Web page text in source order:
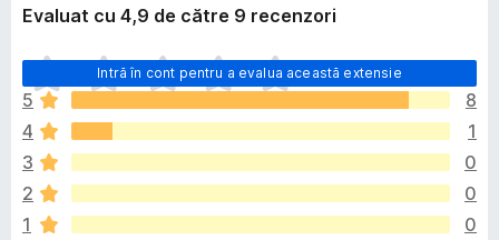
Evaluat cu 4,9 de către 9 recenzori
Intră în cont pentru a evalua această extensie
N
u
e
x
i
s
t
ă
5
8
4
1
3
0
2
0
1
0